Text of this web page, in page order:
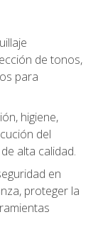
de tonos,
para
higiene,
del
alta calidad.
en
proteger la